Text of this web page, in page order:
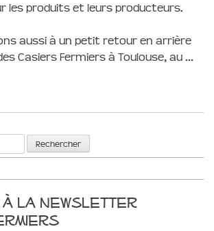
les produits et leurs producteurs.
aussi à un petit retour en arrière
Casiers Fermiers à Toulouse, au …
à la newsletter